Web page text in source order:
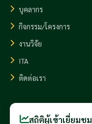
บุคลากร
กิจกรรม/โครงการ
งานวิจัย
ITA
ติดต่อเรา
สถิติผู้เข้าเยี่ยมชม